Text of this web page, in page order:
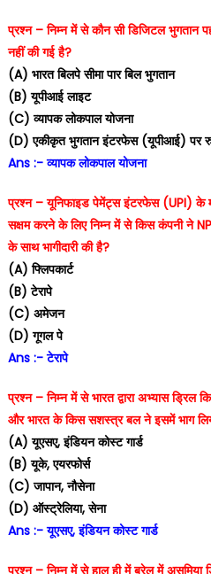
प्रश्न – निम्न में से कौन सी डिजिटल
नहीं की गई है?
(A) भारत बिलपे सीमा पार बिल भुगतान
(B) यूपीआई लाइट
(C) व्यापक लोकपाल योजना
(D) एकीकृत भुगतान इंटरफेस (यूपीआई) पर
Ans :- व्यापक लोकपाल योजना
प्रश्न – यूनिफाइड पेमेंट्स इंटरफेस (UPI) के
सक्षम करने के लिए निम्न में से किस कंपनी ने
के साथ भागीदारी की है?
(A) फ्लिपकार्ट
(B) टेरापे
(C) अमेजन
(D) गूगल पे
Ans :- टेरापे
प्रश्न – निम्न में से भारत द्वारा अभ्यास
और भारत के किस सशस्त्र बल ने इसमें भाग
(A) यूएसए, इंडियन कोस्ट गार्ड
(B) यूके, एयरफोर्स
(C) जापान, नौसेना
(D) ऑस्ट्रेलिया, सेना
Ans :- यूएसए, इंडियन कोस्ट गार्ड
प्रश्न – निम्न में से हाल ही में ब्रेल में असमिया